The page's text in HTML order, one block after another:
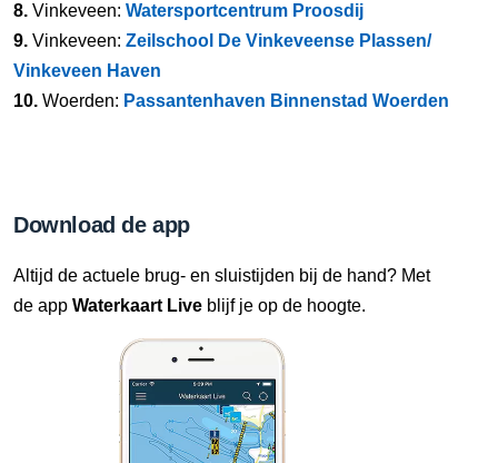
8. Vinkeveen: Watersportcentrum Proosdij
9. Vinkeveen: Zeilschool De Vinkeveense Plassen/
Vinkeveen Haven
10. Woerden: Passantenhaven Binnenstad Woerden
Download de app
Altijd de actuele brug- en sluistijden bij de hand? Met
de app Waterkaart Live blijf je op de hoogte.